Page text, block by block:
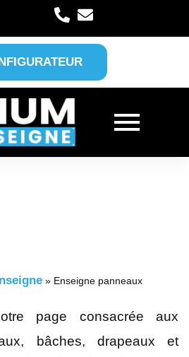
» Enseigne panneaux
page consacrée aux
bâches, drapeaux et